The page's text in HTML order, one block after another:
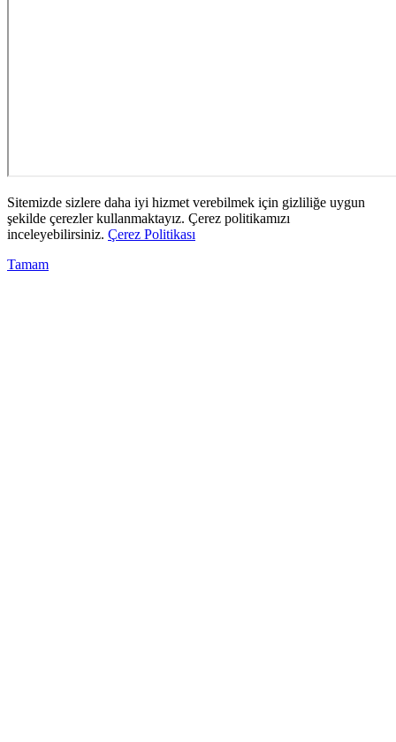
Sitemizde sizlere daha iyi hizmet verebilmek için gizliliğe uygun
şekilde çerezler kullanmaktayız. Çerez politikamızı
inceleyebilirsiniz. Çerez Politikası
Tamam